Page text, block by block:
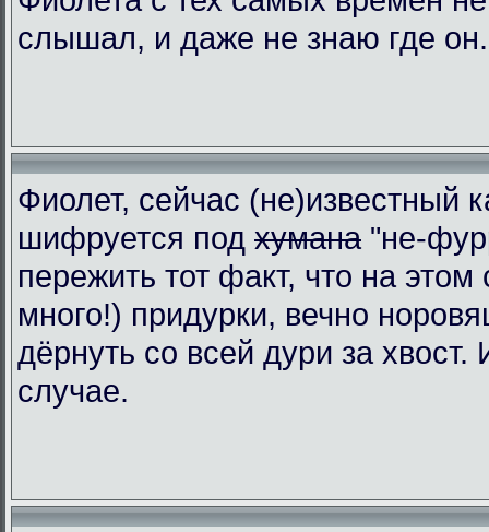
слышал, и даже не знаю где он.
Фиолет, сейчас (не)известный
шифруется под хумана "не-
пережить тот факт, что на этом
много!) придурки, вечно
дёрнуть со всей дури за
случае.